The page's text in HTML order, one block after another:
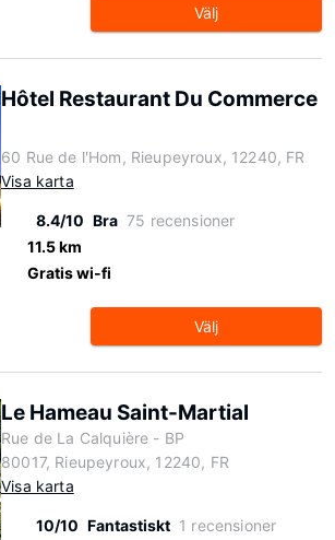
Välj
Hôtel Restaurant Du Commerce
60 Rue de l'Hom, Rieupeyroux, 12240, FR
Visa karta
8.4/10 Bra 75 recensioner
11.5 km
Gratis wi-fi
Välj
Le Hameau Saint-Martial
Rue de La Calquière - BP
80017, Rieupeyroux, 12240, FR
Visa karta
10/10 Fantastiskt 1 recensioner